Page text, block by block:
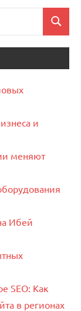
Поиск
и
меняют
Ибей
SEO: Как
в регионах